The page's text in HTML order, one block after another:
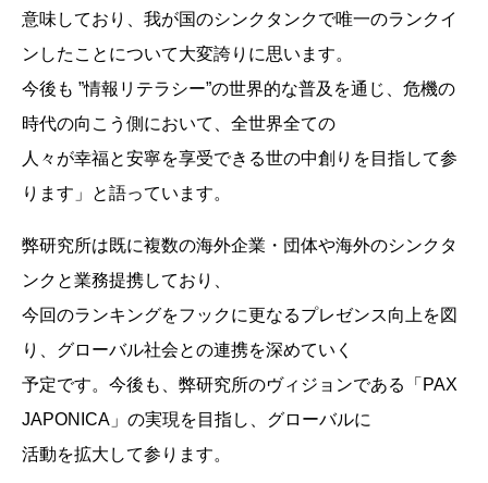
意味しており、我が国のシンクタンクで唯一のランクイ
ンしたことについて大変誇りに思います。
今後も ”情報リテラシー”の世界的な普及を通じ、危機の
時代の向こう側において、全世界全ての
人々が幸福と安寧を享受できる世の中創りを目指して参
ります」と語っています。
弊研究所は既に複数の海外企業・団体や海外のシンクタ
ンクと業務提携しており、
今回のランキングをフックに更なるプレゼンス向上を図
り、グローバル社会との連携を深めていく
予定です。今後も、弊研究所のヴィジョンである「PAX
JAPONICA」の実現を目指し、グローバルに
活動を拡大して参ります。